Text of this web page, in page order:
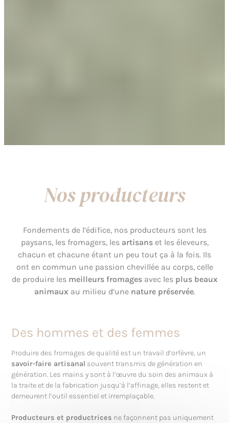
Nos producteurs
Fondements de l’édifice, nos producteurs sont les
paysans, les fromagers, les artisans et les éleveurs,
chacun et chacune étant un peu tout ça à la fois. Ils
ont en commun une passion chevillée au corps, celle
de produire les meilleurs fromagesavec les plus beaux
animaux au milieu d’une nature préservée.
Des hommes et des femmes
Produire des fromages de qualité est un travail d’orfèvre, un
savoir-faire artisanal souvent transmis de génération en
génération. Les mains y sont à l’œuvre du soin des animaux à
la traite et de la fabrication jusqu’à l’affinage, elles restent et
demeurent l’outil essentiel et irremplaçable.
Producteurs et productrices ne façonnent pas uniquement